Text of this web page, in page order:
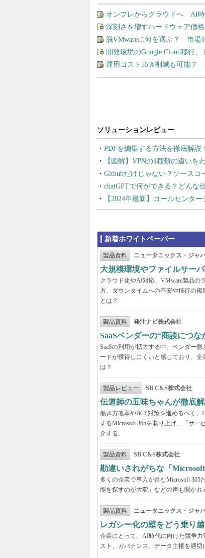
オンプレからクラウドへ AI時
深刻さを増すハードウェア価
脱VMwareに何を選ぶ？ 市場
開発環境のGoogle Cloud移行
運用コスト55％削減も可能？
PDFを編集する方法を徹底解説
【図解】VPNの4種類の違いを
Githubだけじゃない？ソースコ
chatGPTで何ができる？どんな
【2024年最新】コールセンタ
新着ホワイトペーパー
製品資料 ニュータニックス・ジャ
大規模環境やファイルサー
クラウド化やAI対応、VMware製品の
方、ダウンタイムへの不安や移行の
とは？
製品資料 発注ナビ株式会社
SaaSベンダーの“商談につ
SaaSの利用が拡大する中、ベンダー
ードが獲得しにくいと感じており、
は？
製品レビュー SB C&S株式会社
伝道師の五味ちゃんが徹底
働き方改革やBCP対策を進めるべく
するMicrosoft 365を取り上げ、「サ
介する。
製品資料 SB C&S株式会社
勘違いされがちな「
多くの企業で導入が進むMicrosoft
能を探すのが大変」などの声も聞かれ
製品資料 ニュータニックス・ジャ
レガシー化の壁をどう乗り
企業にとって、AI時代に向けた競争
スト、ガバナンス、データ主権を適